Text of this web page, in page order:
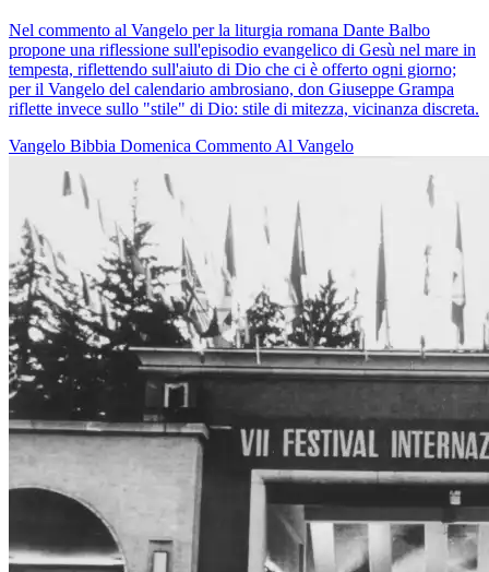
Nel commento al Vangelo per la liturgia romana Dante Balbo
propone una riflessione sull'episodio evangelico di Gesù nel mare in
tempesta, riflettendo sull'aiuto di Dio che ci è offerto ogni giorno;
per il Vangelo del calendario ambrosiano, don Giuseppe Grampa
riflette invece sullo "stile" di Dio: stile di mitezza, vicinanza discreta.
Vangelo Bibbia Domenica Commento Al Vangelo